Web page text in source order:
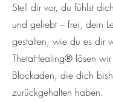
Stell dir vor, du fühlst
und geliebt – frei, dein
gestalten, wie du es dir
ThetaHealing® lösen
Blockaden, die dich
zurückgehalten haben.